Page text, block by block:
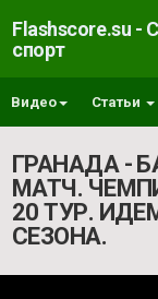
Flashscore.su -
спорт
Видео Статьи
ГРАНАДА -
МАТЧ.
20 ТУР.
СЕЗОНА.